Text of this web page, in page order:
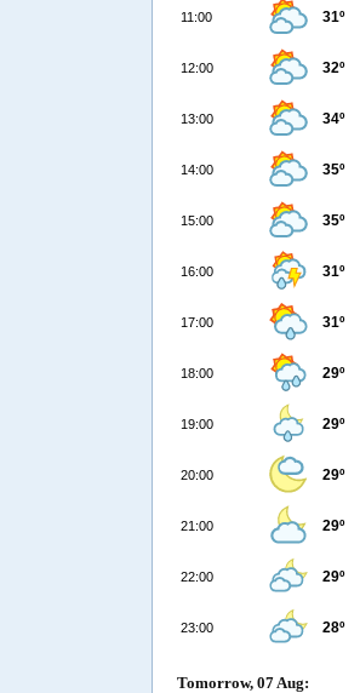
11:00 31º
12:00 32º
13:00 34º
14:00 35º
15:00 35º
16:00 31º
17:00 31º
18:00 29º
19:00 29º
20:00 29º
21:00 29º
22:00 29º
23:00 28º
Tomorrow, 07 Aug: